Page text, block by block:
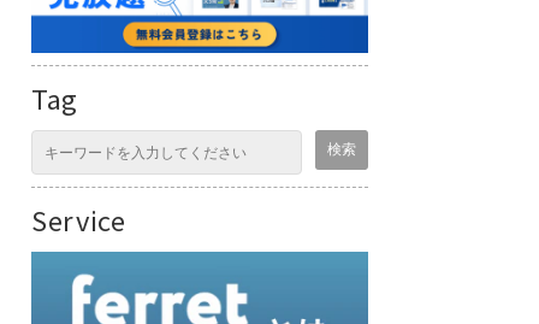
Tag
Service